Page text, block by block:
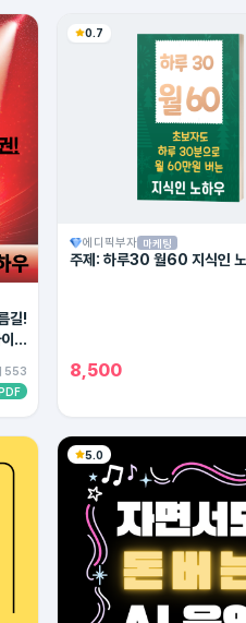
길!
팅
553
0.7
에디픽부자 마케팅
주제: 하루30 월60 지식인
8,500
5.0